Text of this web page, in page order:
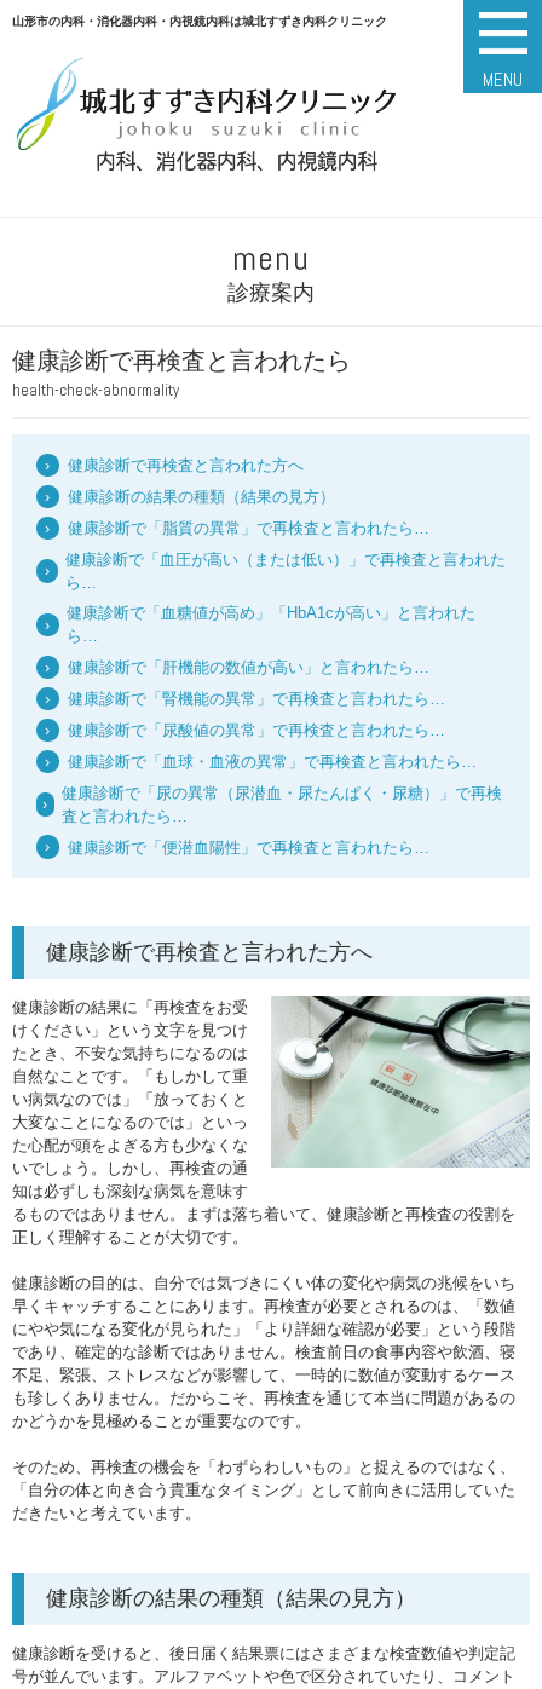
山形市の内科・消化器内科・内視鏡内科は城北すずき内科クリニック
MENU
menu
診療案内
健康診断で再検査と言われたら
health-check-abnormality
健康診断で再検査と言われた方へ
健康診断の結果の種類（結果の見方）
健康診断で「脂質の異常」で再検査と言われたら…
健康診断で「血圧が高い（または低い）」で再検査と言われた
ら…
健康診断で「血糖値が高め」「HbA1cが高い」と言われた
ら…
健康診断で「肝機能の数値が高い」と言われたら…
健康診断で「腎機能の異常」で再検査と言われたら…
健康診断で「尿酸値の異常」で再検査と言われたら…
健康診断で「血球・血液の異常」で再検査と言われたら…
健康診断で「尿の異常（尿潜血・尿たんぱく・尿糖）」で再検
査と言われたら…
健康診断で「便潜血陽性」で再検査と言われたら…
健康診断で再検査と言われた方へ
健康診断の結果に「再検査をお受
けください」という文字を見つけ
たとき、不安な気持ちになるのは
自然なことです。「もしかして重
い病気なのでは」「放っておくと
大変なことになるのでは」といっ
た心配が頭をよぎる方も少なくな
いでしょう。しかし、再検査の通
知は必ずしも深刻な病気を意味す
るものではありません。まずは落ち着いて、健康診断と再検査の役割を
正しく理解することが大切です。
健康診断の目的は、自分では気づきにくい体の変化や病気の兆候をいち
早くキャッチすることにあります。再検査が必要とされるのは、「数値
にやや気になる変化が見られた」「より詳細な確認が必要」という段階
であり、確定的な診断ではありません。検査前日の食事内容や飲酒、寝
不足、緊張、ストレスなどが影響して、一時的に数値が変動するケース
も珍しくありません。だからこそ、再検査を通じて本当に問題があるの
かどうかを見極めることが重要なのです。
そのため、再検査の機会を「わずらわしいもの」と捉えるのではなく、
「自分の体と向き合う貴重なタイミング」として前向きに活用していた
だきたいと考えています。
健康診断の結果の種類（結果の見方）
健康診断を受けると、後日届く結果票にはさまざまな検査数値や判定記
号が並んでいます。アルファベットや色で区分されていたり、コメント